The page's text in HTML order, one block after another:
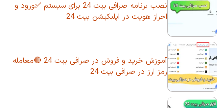
نصب برنامه صرافی بیت 24 برای سیستم ✅ورود و
احراز هویت در اپلیکیشن بیت 24
آموزش خرید و فروش در صرافی بیت 24 🔴معامله
رمز ارز در صرافی بیت 24